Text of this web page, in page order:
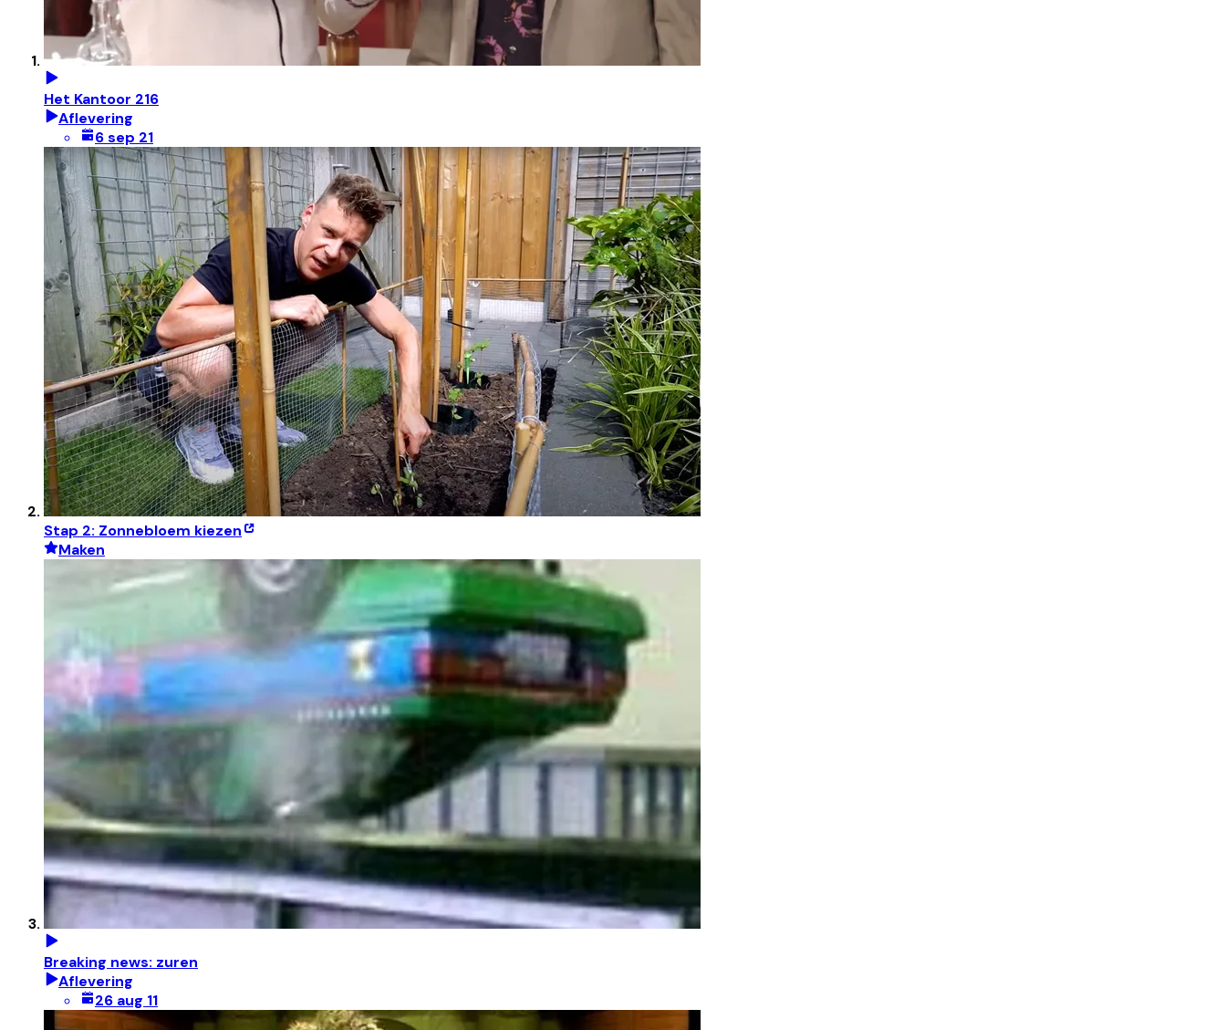
Het Kantoor 216
Aflevering
6 sep 21
Stap 2: Zonnebloem kiezen
Maken
Breaking news: zuren
Aflevering
26 aug 11